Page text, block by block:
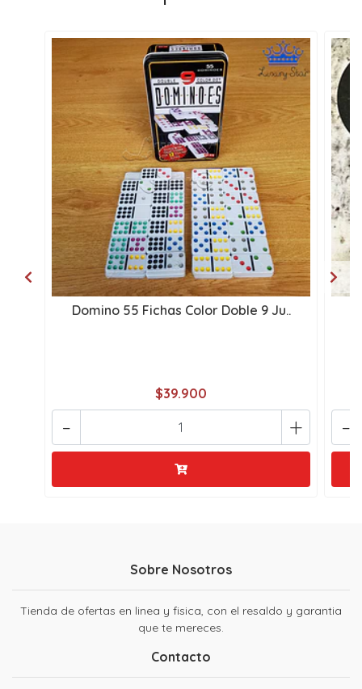
Domino 55 Fichas Color Doble 9 Ju..
$39.900
+
- -
Sobre Nosotros
Tienda de ofertas en linea y fisica, con el resaldo y garantia
que te mereces.
Contacto